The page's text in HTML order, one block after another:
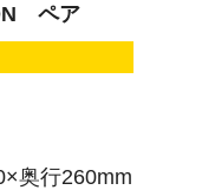
ペア
奥行260mm